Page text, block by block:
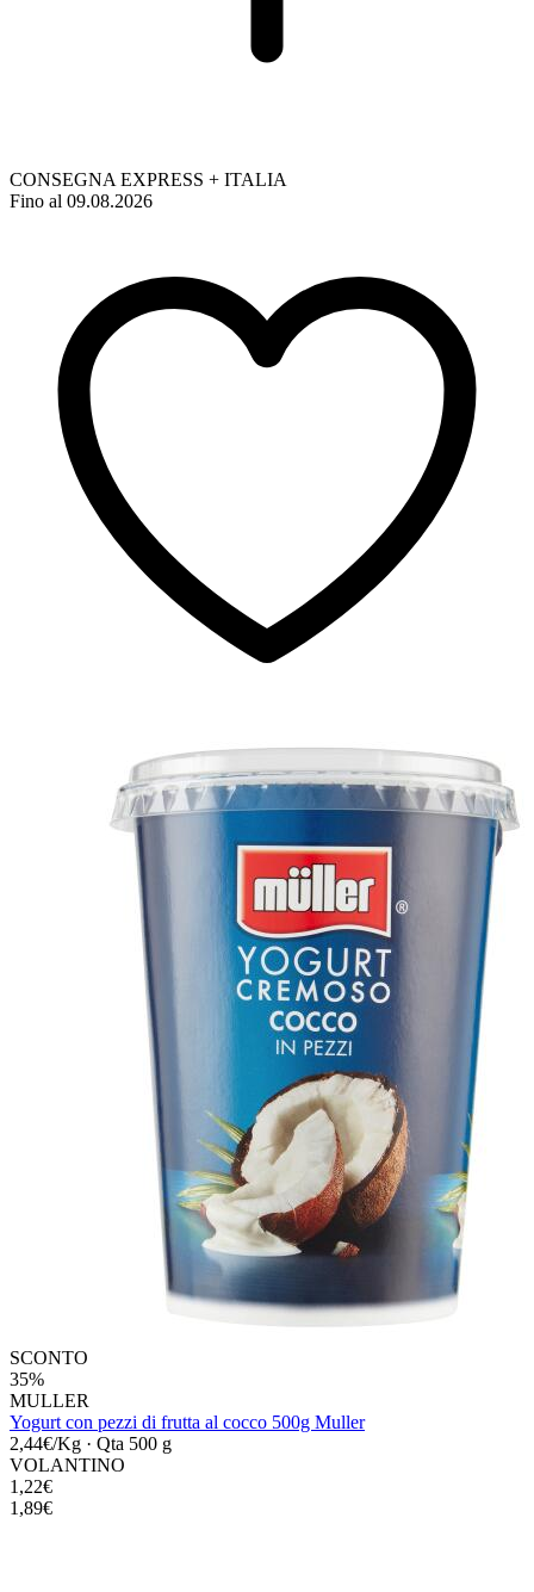
CONSEGNA EXPRESS + ITALIA
Fino al 09.08.2026
SCONTO
35%
MULLER
Yogurt con pezzi di frutta al cocco 500g Muller
2,44€/Kg · Qta 500 g
VOLANTINO
1,22€
1,89€